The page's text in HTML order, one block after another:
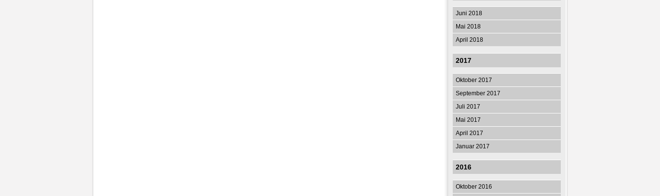
Juni 2018
Mai 2018
April 2018
2017
Oktober 2017
September 2017
Juli 2017
Mai 2017
April 2017
Januar 2017
2016
Oktober 2016